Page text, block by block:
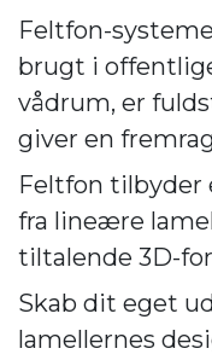
Feltfon-
brugt i
vådrum, er
giver en
Feltfon tilbyder
fra lineære
tiltalende 3D-
Skab dit eget
lamellernes